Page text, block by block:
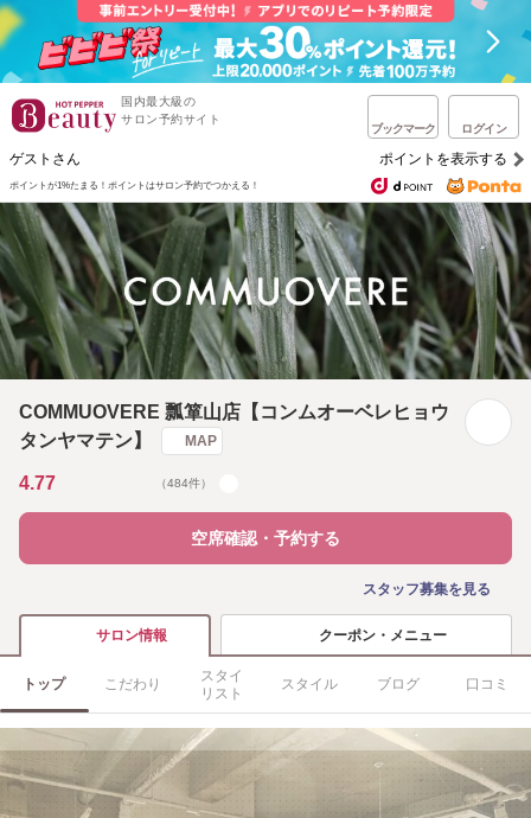
国内最大級の
サロン予約サイト
ブックマーク ログイン
ゲストさん ポイントを表示する
ポイントが1%たまる！ ポイントはサロン予約でつかえる！
COMMUOVERE 瓢箪山店【コンムオーベレヒョウ
タンヤマテン】
MAP
4.77 （484件）
空席確認・予約する
スタッフ募集を見る
サロン情報 クーポン・メニュー
トップ こだわり
スタイ
リスト
スタイル ブログ 口コミ